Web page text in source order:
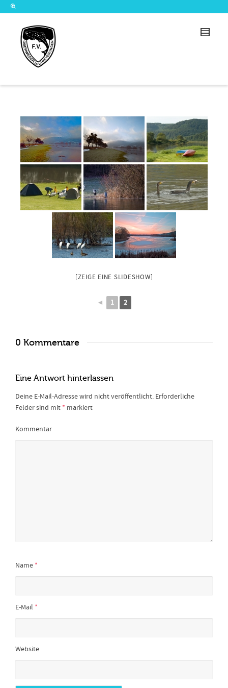
[ZEIGE EINE SLIDESHOW]
◄ 1 2
0 Kommentare
Eine Antwort hinterlassen
Deine E-Mail-Adresse wird nicht veröffentlicht. Erforderliche
Felder sind mit * markiert
Kommentar
Name *
E-Mail *
Website